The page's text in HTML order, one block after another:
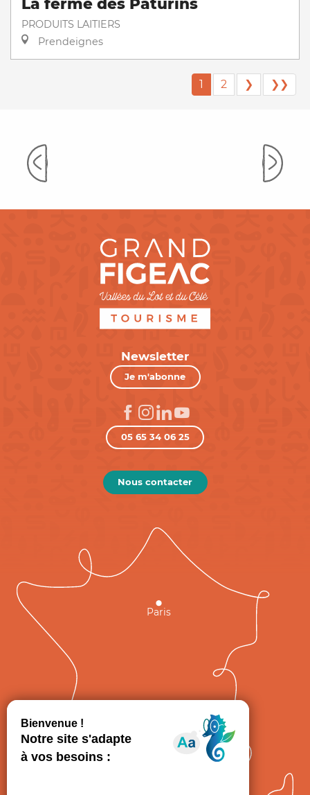
PRODUITS LAITIERS
Prendeignes
1 2 ❯ ❯❯
Newsletter
Je m'abonne
05 65 34 06 25
Nous contacter
Paris